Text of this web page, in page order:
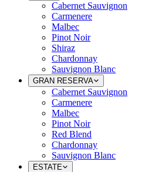
Cabernet Sauvignon
Carmenere
Malbec
Pinot Noir
Shiraz
Chardonnay
Sauvignon Blanc
GRAN RESERVA
Cabernet Sauvignon
Carmenere
Malbec
Pinot Noir
Red Blend
Chardonnay
Sauvignon Blanc
ESTATE